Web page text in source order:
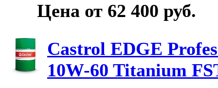
Цена от 62 400 руб.
Castrol EDGE
10W-60 Titanium